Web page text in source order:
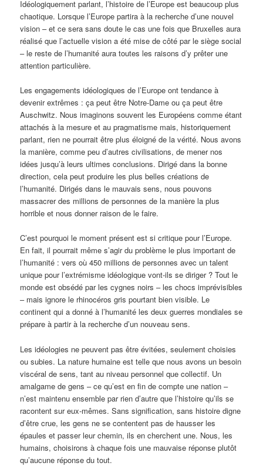
Idéologiquement parlant, l’histoire de l’Europe est beaucoup plus
chaotique. Lorsque l’Europe partira à la recherche d’une nouvel
vision – et ce sera sans doute le cas une fois que Bruxelles aura
réalisé que l’actuelle vision a été mise de côté par le siège social
– le reste de l’humanité aura toutes les raisons d’y prêter une
attention particulière.
Les engagements idéologiques de l’Europe ont tendance à
devenir extrêmes : ça peut être Notre-Dame ou ça peut être
Auschwitz. Nous imaginons souvent les Européens comme étant
attachés à la mesure et au pragmatisme mais, historiquement
parlant, rien ne pourrait être plus éloigné de la vérité. Nous avons
la manière, comme peu d’autres civilisations, de mener nos
idées jusqu’à leurs ultimes conclusions. Dirigé dans la bonne
direction, cela peut produire les plus belles créations de
l’humanité. Dirigés dans le mauvais sens, nous pouvons
massacrer des millions de personnes de la manière la plus
horrible et nous donner raison de le faire.
C’est pourquoi le moment présent est si critique pour l’Europe.
En fait, il pourrait même s’agir du problème le plus important de
l’humanité : vers où 450 millions de personnes avec un talent
unique pour l’extrémisme idéologique vont-ils se diriger ? Tout le
monde est obsédé par les cygnes noirs – les chocs imprévisibles
– mais ignore le rhinocéros gris pourtant bien visible. Le
continent qui a donné à l’humanité les deux guerres mondiales se
prépare à partir à la recherche d’un nouveau sens.
Les idéologies ne peuvent pas être évitées, seulement choisies
ou subies. La nature humaine est telle que nous avons un besoin
viscéral de sens, tant au niveau personnel que collectif. Un
amalgame de gens – ce qu’est en fin de compte une nation –
n’est maintenu ensemble par rien d’autre que l’histoire qu’ils se
racontent sur eux-mêmes. Sans signification, sans histoire digne
d’être crue, les gens ne se contentent pas de hausser les
épaules et passer leur chemin, ils en cherchent une. Nous, les
humains, choisirons à chaque fois une mauvaise réponse plutôt
qu’aucune réponse du tout.